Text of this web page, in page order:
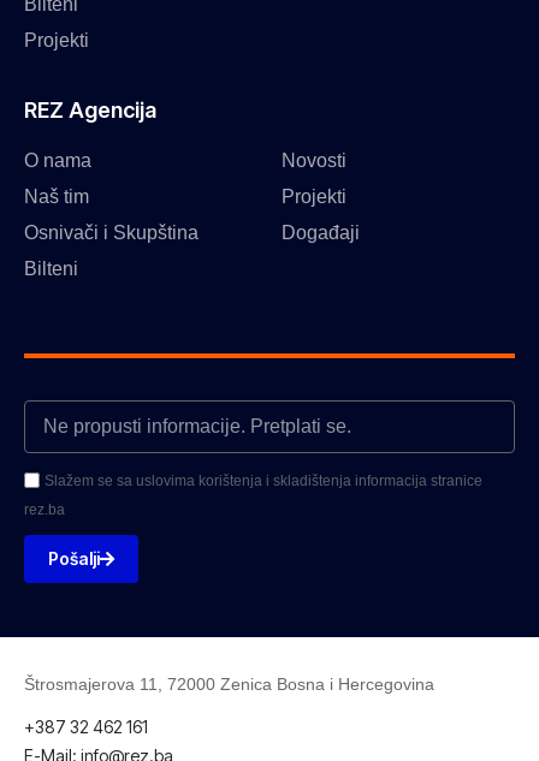
Bilteni
Projekti
REZ Agencija
O nama
Naš tim
Osnivači i Skupština
Bilteni
Novosti
Projekti
Događaji
Slažem se sa uslovima korištenja i skladištenja informacija stranice
rez.ba
Pošalji
Štrosmajerova 11, 72000 Zenica Bosna i Hercegovina
+387 32 462 161
E-Mail: info@rez.ba